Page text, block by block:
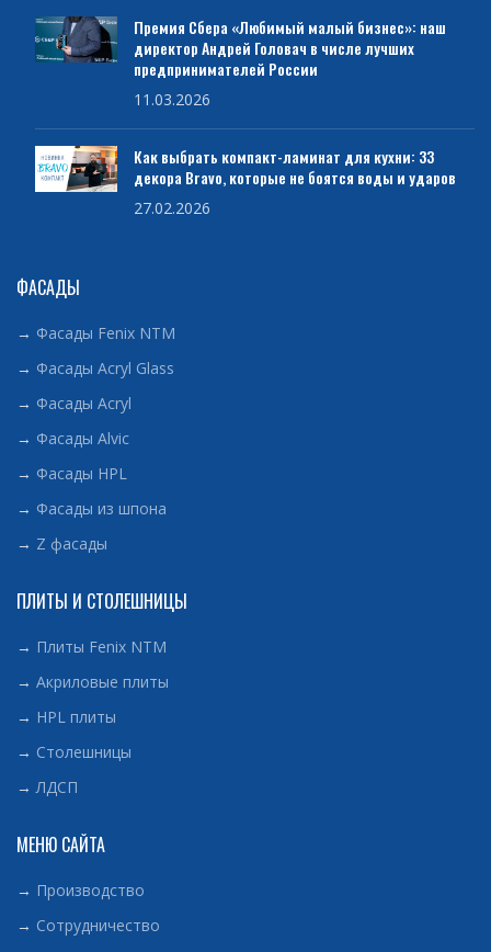
Премия Сбера «Любимый малый бизнес»: наш
директор Андрей Головач в числе лучших
предпринимателей России
11.03.2026
Как выбрать компакт-ламинат для кухни: 33
декора Bravo, которые не боятся воды и ударов
27.02.2026
ФАСАДЫ
→ Фасады Fenix NTM
→ Фасады Acryl Glass
→ Фасады Acryl
→ Фасады Alvic
→ Фасады HPL
→ Фасады из шпона
→ Z фасады
ПЛИТЫ И СТОЛЕШНИЦЫ
→ Плиты Fenix NTM
→ Акриловые плиты
→ HPL плиты
→ Столешницы
→ ЛДСП
МЕНЮ САЙТА
→ Производство
→ Сотрудничество